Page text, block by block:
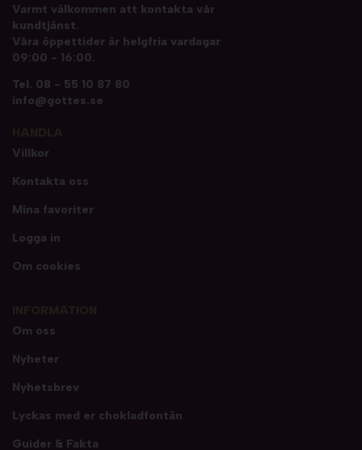
Varmt välkommen att kontakta vår
kundtjänst.
Våra öppettider är helgfria vardagar
09:00 - 16:00.
Tel. 08 - 55 10 87 80
info@gottes.se
Villkor
Kontakta oss
Mina favoriter
Logga in
Om cookies
Om oss
Nyheter
Nyhetsbrev
Lyckas med er chokladfontän
Guider & Fakta